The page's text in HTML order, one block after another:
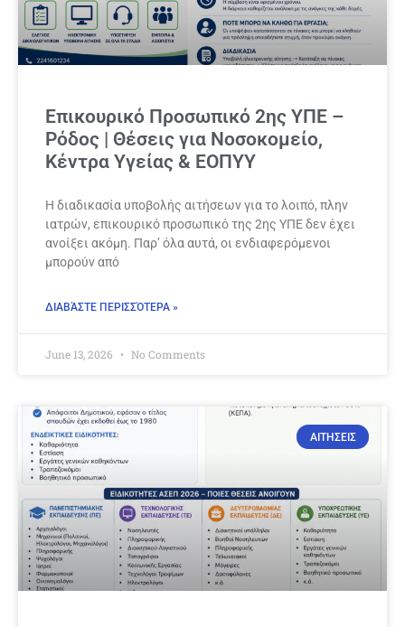
Επικουρικό Προσωπικό 2ης ΥΠΕ –
Ρόδος | Θέσεις για Νοσοκομείο,
Κέντρα Υγείας & ΕΟΠΥΥ
Η διαδικασία υποβολής αιτήσεων για το λοιπό, πλην
ιατρών, επικουρικό προσωπικό της 2ης ΥΠΕ δεν έχει
ανοίξει ακόμη. Παρ’ όλα αυτά, οι ενδιαφερόμενοι
μπορούν από
ΔΙΑΒΆΣΤΕ ΠΕΡΙΣΣΌΤΕΡΑ »
June 13, 2026 No Comments
ΑΙΤΗΣΕΙΣ